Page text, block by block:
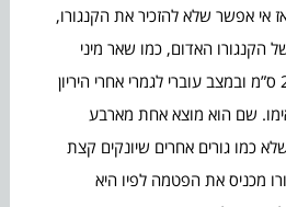
אי אפשר שלא להזכיר את הקנגורו,
הקנגורו האדום, כמו שאר מיני
הקנגורו, נולד בגודל של 2.5 ס”מ ובמצב עוברי לגמרי אחרי היריון
שם הוא מוצא אחת מארבע
כמו גורים אחרים שיונקים קצת
מכניס את הפטמה לפיו היא